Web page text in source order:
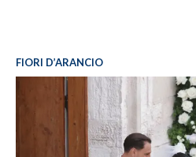
FIORI D’ARANCIO